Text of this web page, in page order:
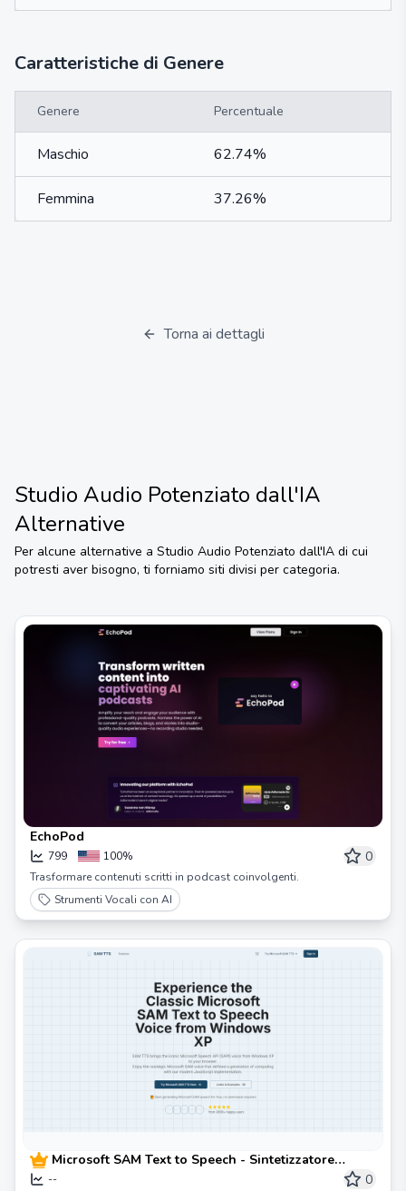
Caratteristiche di Genere
Genere Percentuale
Maschio 62.74%
Femmina 37.26%
Torna ai dettagli
Studio Audio Potenziato dall'IA
Alternative
Per alcune alternative a Studio Audio Potenziato dall'IA di cui
potresti aver bisogno, ti forniamo siti divisi per categoria.
EchoPod
799 100% 0
Trasformare contenuti scritti in podcast coinvolgenti.
Strumenti Vocali con AI
Microsoft SAM Text to Speech - Sintetizzatore
vocale classico di Windows | SAM TTS
-- 0